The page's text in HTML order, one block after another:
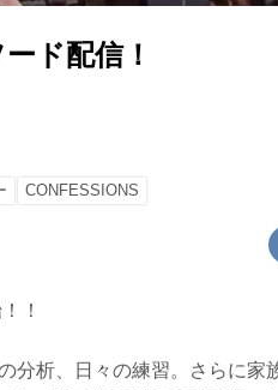
ド配信！
CONFESSIONS
！
分析、日々の練習。さらに家